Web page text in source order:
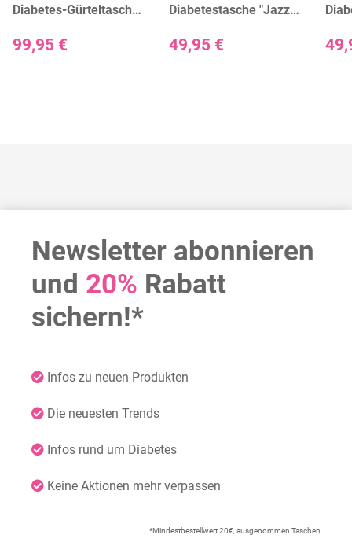
Diabetes-Gürteltasche
99,95 €
Diabetestasche "Jazz" |
49,95 €
Newsletter abonnieren
und 20% Rabatt
sichern!*
Infos zu neuen Produkten
Die neuesten Trends
Infos rund um Diabetes
Keine Aktionen mehr verpassen
*Mindestbestellwert 20€, ausgenommen Taschen